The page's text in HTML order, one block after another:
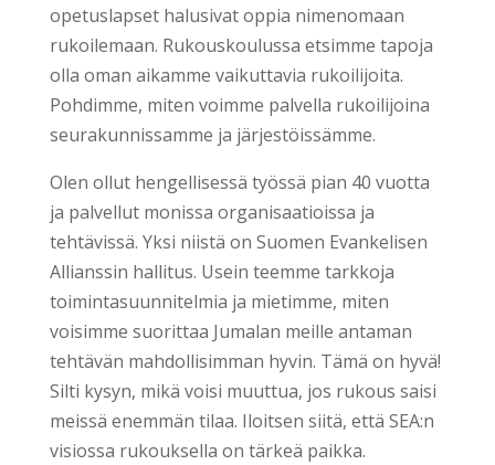
opetuslapset halusivat oppia nimenomaan
rukoilemaan. Rukouskoulussa etsimme tapoja
olla oman aikamme vaikuttavia rukoilijoita.
Pohdimme, miten voimme palvella rukoilijoina
seurakunnissamme ja järjestöissämme.
Olen ollut hengellisessä työssä pian 40 vuotta
ja palvellut monissa organisaatioissa ja
tehtävissä. Yksi niistä on Suomen Evankelisen
Allianssin hallitus. Usein teemme tarkkoja
toimintasuunnitelmia ja mietimme, miten
voisimme suorittaa Jumalan meille antaman
tehtävän mahdollisimman hyvin. Tämä on hyvä!
Silti kysyn, mikä voisi muuttua, jos rukous saisi
meissä enemmän tilaa. Iloitsen siitä, että SEA:n
visiossa rukouksella on tärkeä paikka.